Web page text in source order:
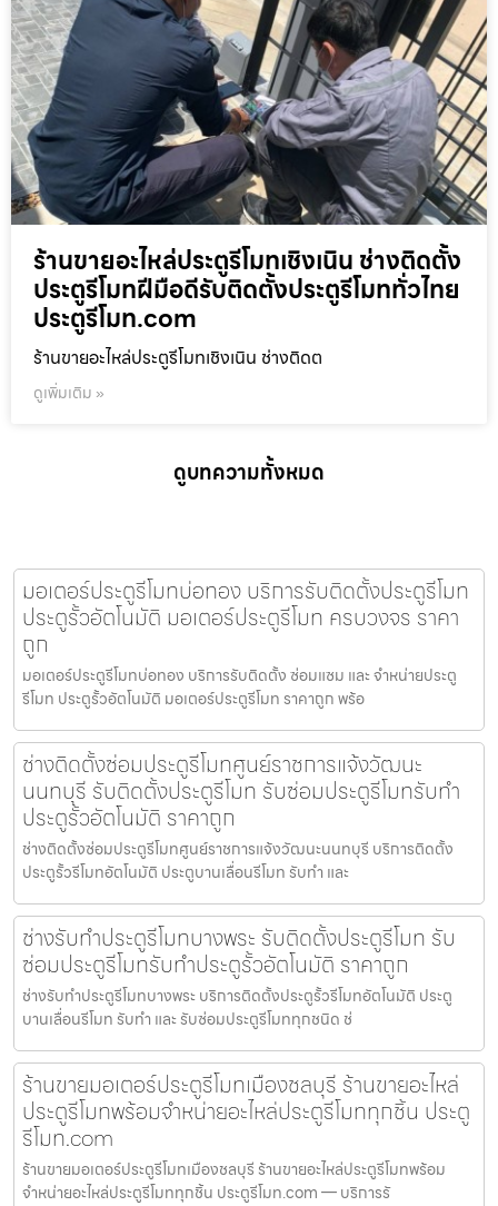
ร้านขายอะไหล่ประตูรีโมทเชิงเนิน ช่างติดตั้ง
ประตูรีโมทฝีมือดีรับติดตั้งประตูรีโมททั่วไทย
ประตูรีโมท.com
ร้านขายอะไหล่ประตูรีโมทเชิงเนิน ช่างติดต
ดูเพิ่มเติม »
ดูบทความทั้งหมด
มอเตอร์ประตูรีโมทบ่อทอง บริการรับติดตั้งประตูรีโมท
ประตูรั้วอัตโนมัติ มอเตอร์ประตูรีโมท ครบวงจร ราคา
ถูก
มอเตอร์ประตูรีโมทบ่อทอง บริการรับติดตั้ง ซ่อมแซม และ จำหน่ายประตู
รีโมท ประตูรั้วอัตโนมัติ มอเตอร์ประตูรีโมท ราคาถูก พร้อ
ช่างติดตั้งซ่อมประตูรีโมทศูนย์ราชการแจ้งวัฒนะ
นนทบุรี รับติดตั้งประตูรีโมท รับซ่อมประตูรีโมทรับทำ
ประตูรั้วอัตโนมัติ ราคาถูก
ช่างติดตั้งซ่อมประตูรีโมทศูนย์ราชการแจ้งวัฒนะนนทบุรี บริการติดตั้ง
ประตูรั้วรีโมทอัตโนมัติ ประตูบานเลื่อนรีโมท รับทำ และ
ช่างรับทำประตูรีโมทบางพระ รับติดตั้งประตูรีโมท รับ
ซ่อมประตูรีโมทรับทำประตูรั้วอัตโนมัติ ราคาถูก
ช่างรับทำประตูรีโมทบางพระ บริการติดตั้งประตูรั้วรีโมทอัตโนมัติ ประตู
บานเลื่อนรีโมท รับทำ และ รับซ่อมประตูรีโมททุกชนิด ช่
ร้านขายมอเตอร์ประตูรีโมทเมืองชลบุรี ร้านขายอะไหล่
ประตูรีโมทพร้อมจำหน่ายอะไหล่ประตูรีโมททุกชิ้น ประตู
รีโมท.com
ร้านขายมอเตอร์ประตูรีโมทเมืองชลบุรี ร้านขายอะไหล่ประตูรีโมทพร้อม
จำหน่ายอะไหล่ประตูรีโมททุกชิ้น ประตูรีโมท.com — บริการรั